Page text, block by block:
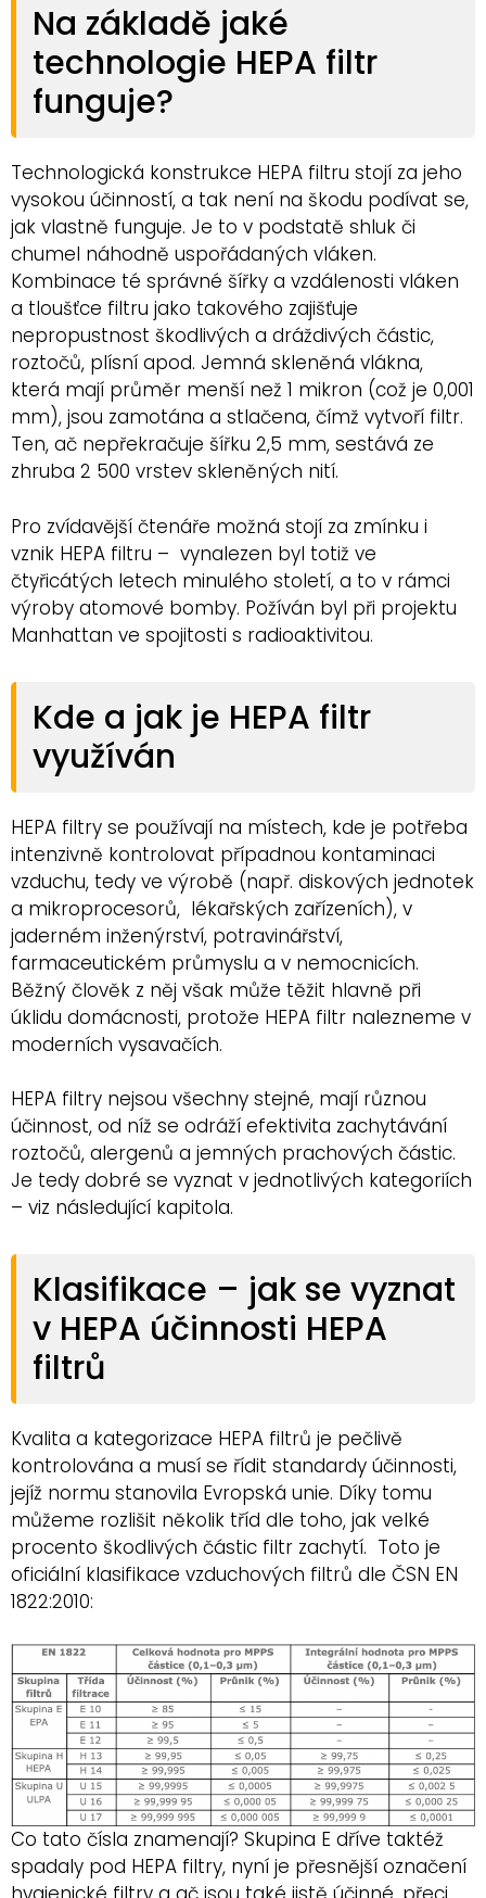
Na základě jaké
technologie HEPA filtr
funguje?
Technologická konstrukce HEPA filtru stojí za jeho
vysokou účinností, a tak není na škodu podívat se,
jak vlastně funguje. Je to v podstatě shluk či
chumel náhodně uspořádaných vláken.
Kombinace té správné šířky a vzdálenosti vláken
a tloušťce filtru jako takového zajišťuje
nepropustnost škodlivých a dráždivých částic,
roztočů, plísní apod. Jemná skleněná vlákna,
která mají průměr menší než 1 mikron (což je 0,001
mm), jsou zamotána a stlačena, čímž vytvoří filtr.
Ten, ač nepřekračuje šířku 2,5 mm, sestává ze
zhruba 2 500 vrstev skleněných nití.
Pro zvídavější čtenáře možná stojí za zmínku i
vznik HEPA filtru – vynalezen byl totiž ve
čtyřicátých letech minulého století, a to v rámci
výroby atomové bomby. Požíván byl při projektu
Manhattan ve spojitosti s radioaktivitou.
Kde a jak je HEPA filtr
využíván
HEPA filtry se používají na místech, kde je potřeba
intenzivně kontrolovat případnou kontaminaci
vzduchu, tedy ve výrobě (např. diskových jednotek
a mikroprocesorů, lékařských zařízeních), v
jaderném inženýrství, potravinářství,
farmaceutickém průmyslu a v nemocnicích.
Běžný člověk z něj však může těžit hlavně při
úklidu domácnosti, protože HEPA filtr nalezneme v
moderních vysavačích.
HEPA filtry nejsou všechny stejné, mají různou
účinnost, od níž se odráží efektivita zachytávání
roztočů, alergenů a jemných prachových částic.
Je tedy dobré se vyznat v jednotlivých kategoriích
– viz následující kapitola.
Klasifikace – jak se vyznat
v HEPA účinnosti HEPA
filtrů
Kvalita a kategorizace HEPA filtrů je pečlivě
kontrolována a musí se řídit standardy účinnosti,
jejíž normu stanovila Evropská unie. Díky tomu
můžeme rozlišit několik tříd dle toho, jak velké
procento škodlivých částic filtr zachytí. Toto je
oficiální klasifikace vzduchových filtrů dle ČSN EN
1822:2010:
Co tato čísla znamenají? Skupina E dříve taktéž
spadaly pod HEPA filtry, nyní je přesnější označení